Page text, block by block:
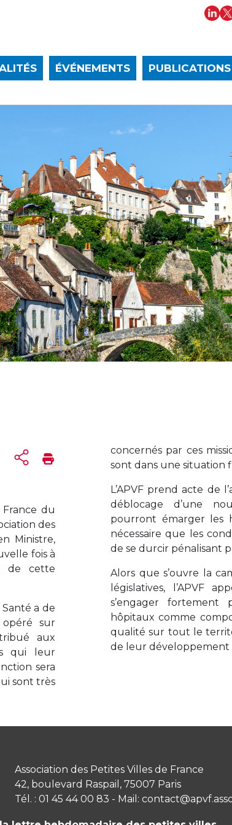
ÉVÉNEMENTS PUBLICATIONS
du
des
Ministre,
fois à
de cette
a de
sur
aux
qui leur
sera
sont très
concernés par ces
sont dans une situation
L’APVF prend acte de
déblocage d’une
pourront émarger les
nécessaire que les
de se durcir pénalisant
Alors que s’ouvre la
législatives, l’APVF
s’engager
hôpitaux comme
qualité sur tout le
de leur développement
Association des Petites Villes de France
42, boulevard Raspail, 75007 Paris
Tél. : 01 45 44 00 83 - Mail: